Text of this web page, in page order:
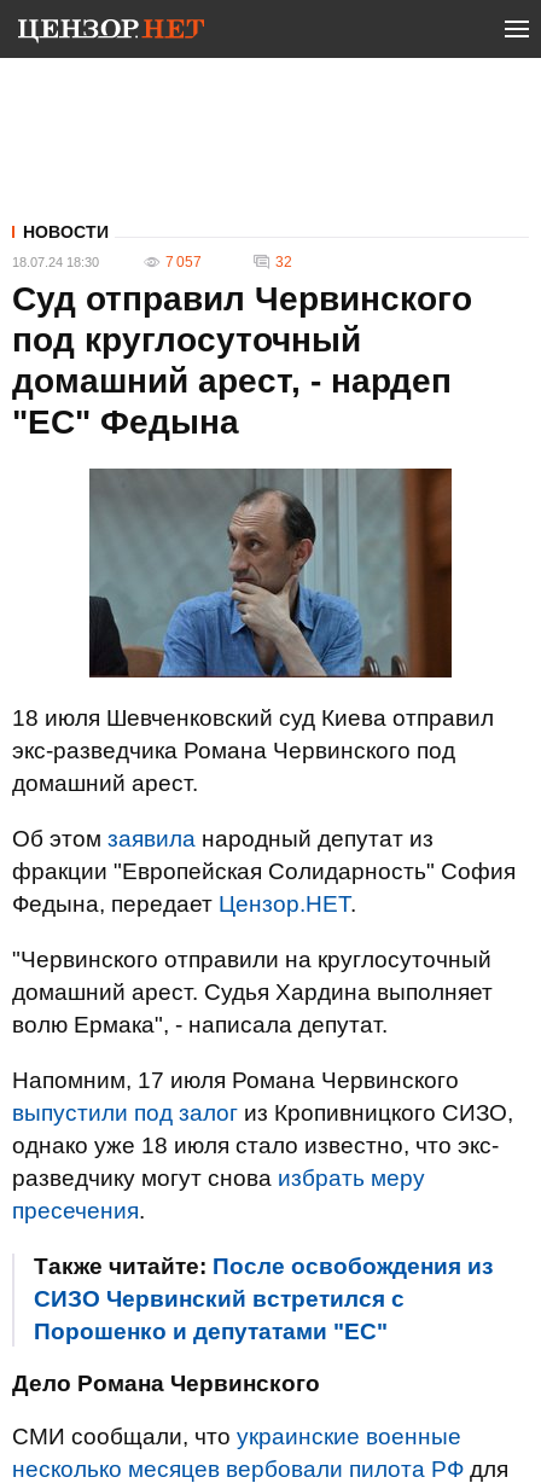
НОВОСТИ
18.07.24 18:30 7 057 32
Суд отправил Червинского
под круглосуточный
домашний арест, - нардеп
"ЕС" Федына
18 июля Шевченковский суд Киева отправил
экс-разведчика Романа Червинского под
домашний арест.
Об этом заявила народный депутат из
фракции "Европейская Солидарность" София
Федына, передает Цензор.НЕТ.
"Червинского отправили на круглосуточный
домашний арест. Судья Хардина выполняет
волю Ермака", - написала депутат.
Напомним, 17 июля Романа Червинского
выпустили под залог из Кропивницкого СИЗО,
однако уже 18 июля стало известно, что экс-
разведчику могут снова избрать меру
пресечения.
Также читайте: После освобождения из
СИЗО Червинский встретился с
Порошенко и депутатами "ЕС"
Дело Романа Червинского
СМИ сообщали, что украинские военные
несколько месяцев вербовали пилота РФ для